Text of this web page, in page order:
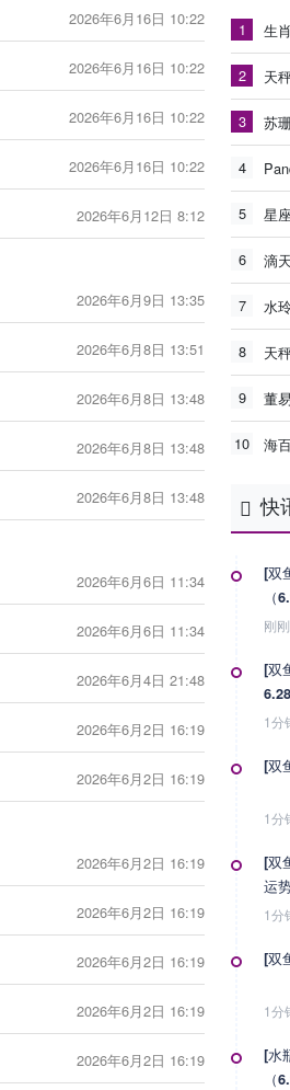
2026年6月16日 10:22
2026年6月16日 10:22
2026年6月16日 10:22
2026年6月16日 10:22
2026年6月12日 8:12
2026年6月9日 13:35
2026年6月8日 13:51
2026年6月8日 13:48
2026年6月8日 13:48
2026年6月8日 13:48
2026年6月6日 11:34
2026年6月6日 11:34
2026年6月4日 21:48
2026年6月2日 16:19
2026年6月2日 16:19
2026年6月2日 16:19
2026年6月2日 16:19
2026年6月2日 16:19
2026年6月2日 16:19
2026年6月2日 16:19
1 生
2 天
3 苏
4
5 星
6 滴
7 水玲
8 天
9 董
10 海
快
[双
（
刚刚
[双
6.28
1分
[双
1分
[双
运
1分
[双
1分
[水
（